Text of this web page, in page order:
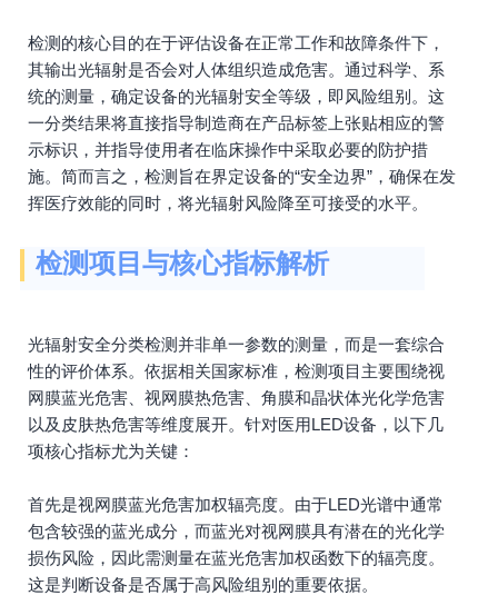
检测的核心目的在于评估设备在正常工作和故障条件下，
其输出光辐射是否会对人体组织造成危害。通过科学、系
统的测量，确定设备的光辐射安全等级，即风险组别。这
一分类结果将直接指导制造商在产品标签上张贴相应的警
示标识，并指导使用者在临床操作中采取必要的防护措
施。简而言之，检测旨在界定设备的“安全边界”，确保在发
挥医疗效能的同时，将光辐射风险降至可接受的水平。
检测项目与核心指标解析
光辐射安全分类检测并非单一参数的测量，而是一套综合
性的评价体系。依据相关国家标准，检测项目主要围绕视
网膜蓝光危害、视网膜热危害、角膜和晶状体光化学危害
以及皮肤热危害等维度展开。针对医用LED设备，以下几
项核心指标尤为关键：
首先是视网膜蓝光危害加权辐亮度。由于LED光谱中通常
包含较强的蓝光成分，而蓝光对视网膜具有潜在的光化学
损伤风险，因此需测量在蓝光危害加权函数下的辐亮度。
这是判断设备是否属于高风险组别的重要依据。